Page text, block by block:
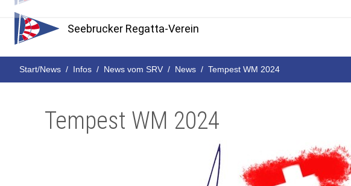
Seebrucker Regatta-Verein
Start/News Infos News vom SRV News Tempest WM 2024
Tempest WM 2024